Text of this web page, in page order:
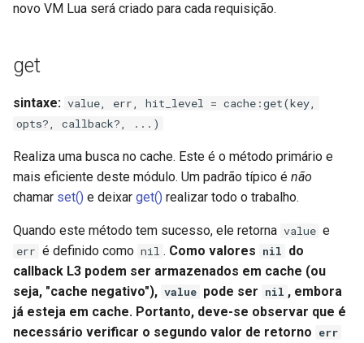
novo VM Lua será criado para cada requisição.
get
sintaxe: value, err, hit_level = cache:get(key,
opts?, callback?, ...)
Realiza uma busca no cache. Este é o método primário e
mais eficiente deste módulo. Um padrão típico é não
chamar set() e deixar get() realizar todo o trabalho.
Quando este método tem sucesso, ele retorna value e
err é definido como nil . Como valores nil do
callback L3 podem ser armazenados em cache (ou
seja, "cache negativo"), value pode ser nil , embora
já esteja em cache. Portanto, deve-se observar que é
necessário verificar o segundo valor de retorno err